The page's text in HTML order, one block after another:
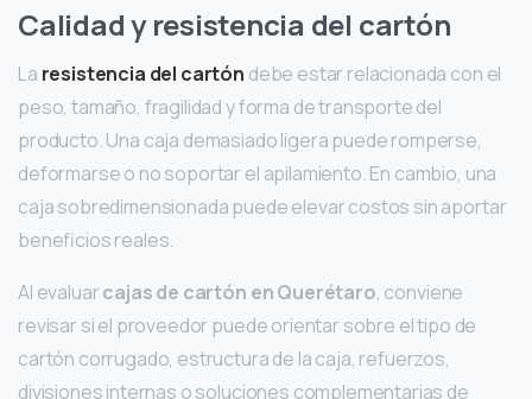
Calidad y resistencia del cartón
La resistencia del cartón debe estar relacionada con el
peso, tamaño, fragilidad y forma de transporte del
producto. Una caja demasiado ligera puede romperse,
deformarse o no soportar el apilamiento. En cambio, una
caja sobredimensionada puede elevar costos sin aportar
beneficios reales.
Al evaluarcajas de cartón en Querétaro, conviene
revisar si el proveedor puede orientar sobre el tipo de
cartón corrugado, estructura de la caja, refuerzos,
divisiones internas o soluciones complementarias de